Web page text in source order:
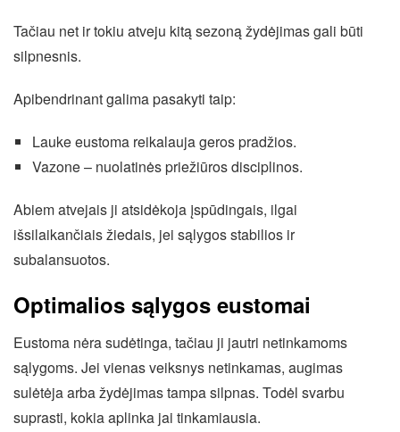
Tačiau net ir tokiu atveju kitą sezoną žydėjimas gali būti
silpnesnis.
Apibendrinant galima pasakyti taip:
Lauke eustoma reikalauja geros pradžios.
Vazone – nuolatinės priežiūros disciplinos.
Abiem atvejais ji atsidėkoja įspūdingais, ilgai
išsilaikančiais žiedais, jei sąlygos stabilios ir
subalansuotos.
Optimalios sąlygos eustomai
Eustoma nėra sudėtinga, tačiau ji jautri netinkamoms
sąlygoms. Jei vienas veiksnys netinkamas, augimas
sulėtėja arba žydėjimas tampa silpnas. Todėl svarbu
suprasti, kokia aplinka jai tinkamiausia.